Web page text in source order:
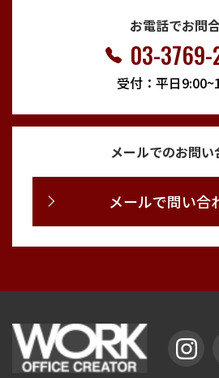
お電話でお問
03-
受付：平日
メールでのお問い
メールで問い合